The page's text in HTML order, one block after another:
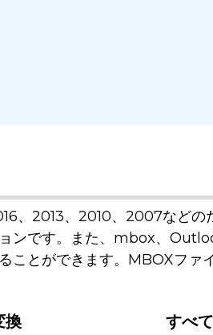
、2013、2010、2007などの
ンです。また、mbox、
とができます。MBOXファ
換
すべ